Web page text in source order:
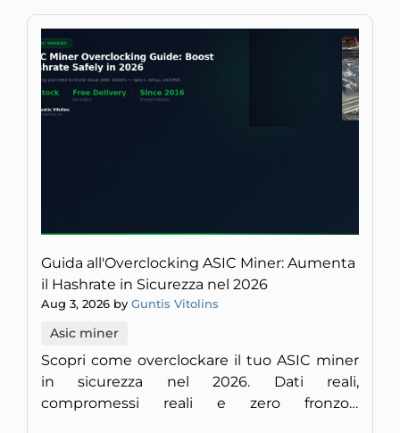
Guida all'Overclocking ASIC Miner: Aumenta
il Hashrate in Sicurezza nel 2026
Aug 3, 2026 by Guntis Vitolins
Asic miner
Scopri come overclockare il tuo ASIC miner
in sicurezza nel 2026. Dati reali,
compromessi reali e zero fronzoli,